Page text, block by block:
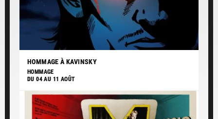
HOMMAGE À KAVINSKY
HOMMAGE
DU 04 AU 11 AOÛT